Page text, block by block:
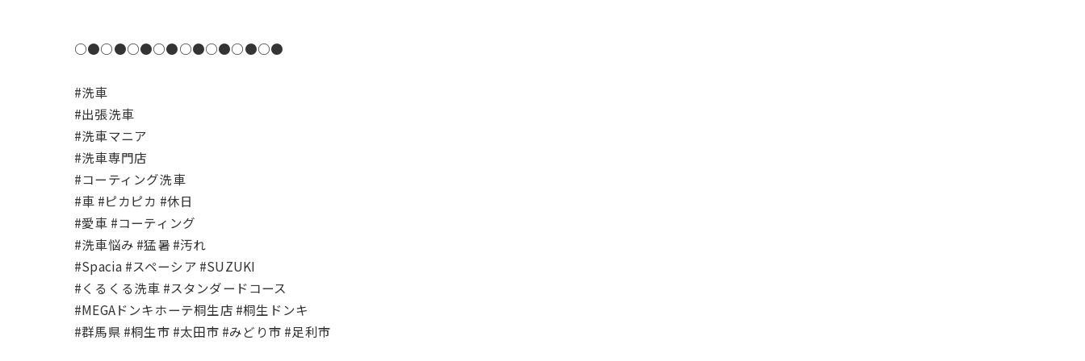
○●○●○●○●○●○●○●○●
#洗車
#出張洗車
#洗車マニア
#洗車専門店
#コーティング洗車
#車 #ピカピカ #休日
#愛車 #コーティング
#洗車悩み #猛暑 #汚れ
#Spacia #スペーシア #SUZUKI
#くるくる洗車 #スタンダードコース
#MEGAドンキホーテ桐生店 #桐生ドンキ
#群馬県 #桐生市 #太田市 #みどり市 #足利市